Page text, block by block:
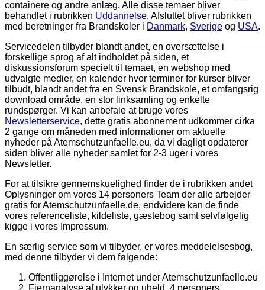
containere og andre anlæg. Alle disse temaer bliver
behandlet i rubrikken Uddannelse. Afsluttet bliver rubrikken
med beretninger fra Brandskoler i Danmark, Sverige og USA.
Servicedelen tilbyder blandt andet, en oversættelse i
forskellige sprog af alt indholdet på siden, et
diskussionsforum specielt til temaet, en webshop med
udvalgte medier, en kalender hvor terminer for kurser bliver
tilbudt, blandt andet fra en Svensk Brandskole, et omfangsrig
download område, en stor linksamling og enkelte
rundspørger. Vi kan anbefale at bruge vores
Newsletterservice, dette gratis abonnement udkommer cirka
2 gange om måneden med informationer om aktuelle
nyheder påAtemschutzunfaelle.eu, da vi dagligt opdaterer
siden bliver alle nyheder samlet for 2-3 uger i vores
Newsletter.
For at tilsikre gennemskuelighed finder de i rubrikken andet
Oplysninger om vores 14 personers Team der alle arbejder
gratis for Atemschutzunfaelle.de, endvidere kan de finde
vores referenceliste, kildeliste, gæstebog samt selvfølgelig
kigge i vores Impressum.
En særlig service som vi tilbyder, er vores meddelelsesbog,
med denne tilbyder vi dem følgende:
Offentliggørelse i Internet under Atemschutzunfaelle.eu